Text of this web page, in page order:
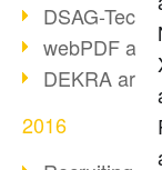
DSAG-
webPDF auf
DEKRA
2016